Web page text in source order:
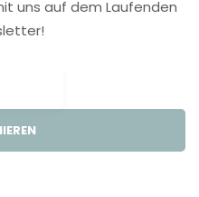
uns auf dem Laufenden